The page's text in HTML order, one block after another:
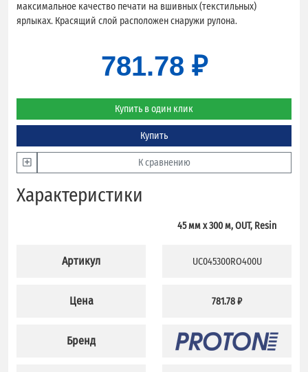
максимальное качество печати на вшивных (текстильных)
ярлыках. Красящий слой расположен снаружи рулона.
781.78 ₽
Купить в один клик
Купить
К сравнению
Характеристики
Артикул
Цена
Бренд
45 мм х 300 м, OUT, Resin
UC045300RO400U
781.78 ₽